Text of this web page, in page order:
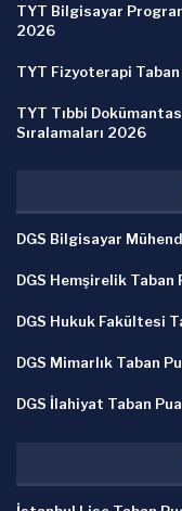
TYT Bilgisayar
2026
TYT Fizyoterapi Taban
TYT Tıbbi
Sıralamaları 2026
DGS Bilgisayar
DGS Hemşirelik Taban
DGS Hukuk Fakültesi
DGS Mimarlık Taban
DGS İlahiyat Taban